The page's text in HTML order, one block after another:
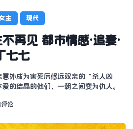
主 现代
再见 都市情感·追妻·
七七
意外成为害死厉修远双亲的“杀人凶
的结晶的他们，一朝之间变为仇人。
评论